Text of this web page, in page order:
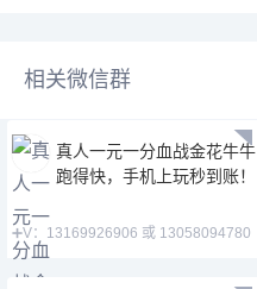
相关微信群
真人一元一分血战金花牛牛
跑得快，手机上玩秒到账！
➕V：13169926906 或 13058094780
QQ:3122617673 主